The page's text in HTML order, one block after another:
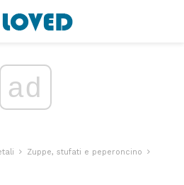
ad
Zuppe, stufati e peperoncino